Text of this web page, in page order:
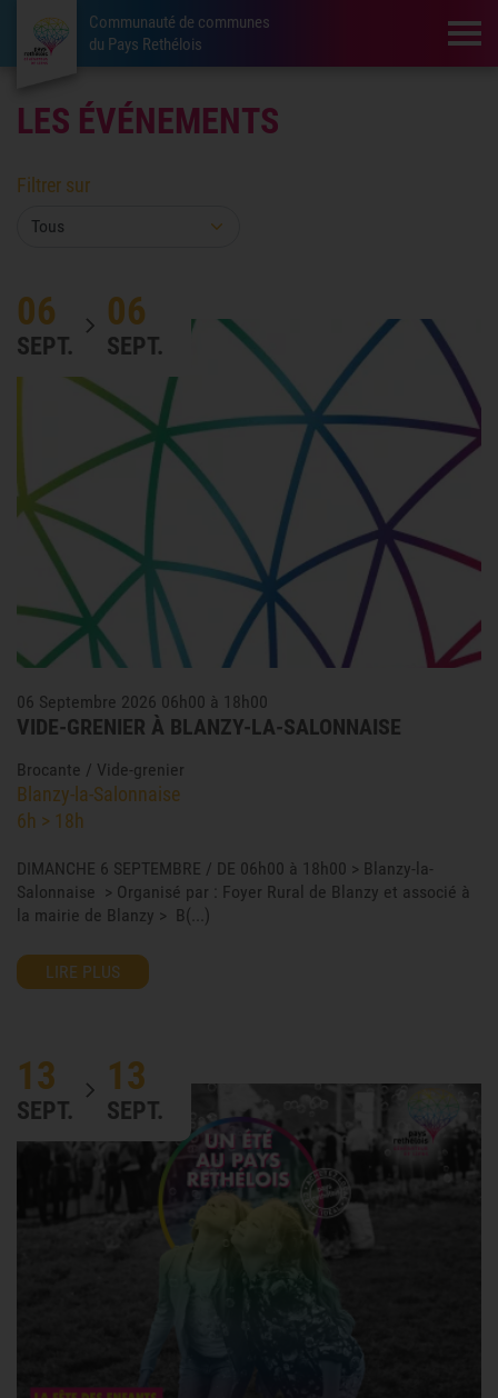
Communauté de communes
du Pays Rethélois
LES ÉVÉNEMENTS
Filtrer sur
06
SEPT.
06
SEPT.
06 Septembre 2026 06h00 à 18h00
VIDE-GRENIER À BLANZY-LA-SALONNAISE
Brocante / Vide-grenier
Blanzy-la-Salonnaise
6h > 18h
DIMANCHE 6 SEPTEMBRE / DE 06h00 à 18h00 > Blanzy-la-
Salonnaise > Organisé par : Foyer Rural de Blanzy et associé à
la mairie de Blanzy > B(...)
LIRE PLUS
13
SEPT.
13
SEPT.